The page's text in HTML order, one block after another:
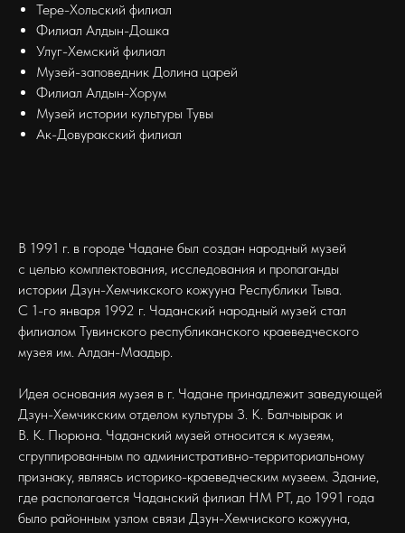
Тере-Хольский филиал
Филиал Алдын-Дошка
Улуг-Хемский филиал
Музей-заповедник Долина царей
Филиал Алдын-Хорум
Музей истории культуры Тувы
Ак-Довуракский филиал
В 1991 г. в городе Чадане был создан народный музей
с целью комплектования, исследования и пропаганды
истории Дзун-Хемчикского кожууна Республики Тыва.
С 1-го января 1992 г. Чаданский народный музей стал
филиалом Тувинского республиканского краеведческого
музея им. Алдан-Маадыр.
Идея основания музея в г. Чадане принадлежит заведующей
Дзун-Хемчикским отделом культуры З. К. Балчыырак и
В. К. Пюрюна. Чаданский музей относится к музеям,
сгруппированным по административно-территориальному
признаку, являясь историко-краеведческим музеем. Здание,
где располагается Чаданский филиал НМ РТ, до 1991 года
было районным узлом связи Дзун-Хемчиского кожууна,